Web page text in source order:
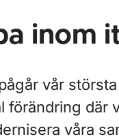
inom it
inom
vår
förändring där
våra